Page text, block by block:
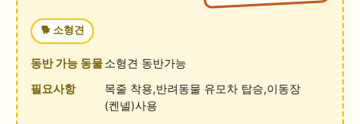
🐕 소형견
동반 가능 동물소형견 동반가능
필요사항
목줄 착용,반려동물 유모차 탑승,이동장
(켄넬)사용